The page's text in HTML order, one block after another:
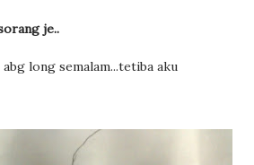
je..
long semalam...tetiba aku